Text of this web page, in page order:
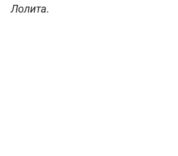
Лолита.